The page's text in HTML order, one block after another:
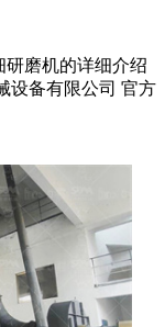
磨机的详细介绍
设备有限公司 官方